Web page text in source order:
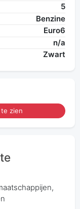
5
Benzine
Euro6
n/a
Zwart
zien